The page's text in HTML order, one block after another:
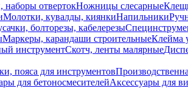
наборы отвертокНожницы слесарные
Молотки, кувалды, киянкиНапильники
болторезы, кабелерезы
Маркеры, карандаши строительныеКлейма
инструментСкотч, ленты малярные
пояса для инструментов
для бетоносмесителейАксессуары для